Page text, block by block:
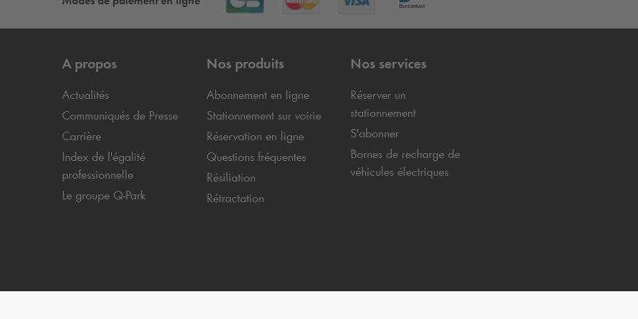
A propos
Actualités
Communiqués de Presse
Carrière
Index de l'égalité
professionnelle
Le groupe Q-Park
Nos produits
Abonnement en ligne
Stationnement sur voirie
Réservation en ligne
Questions fréquentes
Résiliation
Rétractation
Nos services
Réserver un
stationnement
S'abonner
Bornes de recharge de
véhicules électriques